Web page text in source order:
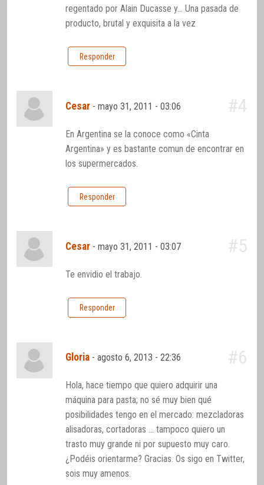
regentado por Alain Ducasse y… Una pasada de
producto, brutal y exquisita a la vez
Responder
Cesar -mayo 31, 2011 - 03:06 #4
En Argentina se la conoce como «Cinta
Argentina» y es bastante comun de encontrar en
los supermercados.
Responder
Cesar -mayo 31, 2011 - 03:07 #5
Te envidio el trabajo.
Responder
Gloria -agosto 6, 2013 - 22:36 #6
Hola, hace tiempo que quiero adquirir una
máquina para pasta; no sé muy bien qué
posibilidades tengo en el mercado: mezcladoras
alisadoras, cortadoras … tampoco quiero un
trasto muy grande ni por supuesto muy caro.
¿Podéis orientarme? Gracias. Os sigo en Twitter,
sois muy amenos.